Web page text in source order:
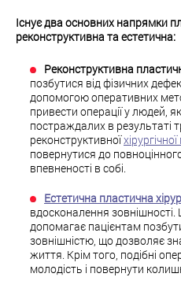
Існує два основних напрямки
реконструктивна та естетична:
Реконструктивна
позбутися від фізичних
допомогою оперативних
привести операції у людей,
постраждалих в результаті
реконструктивної
повернутися до
впевненості в собі.
Естетична пластична
вдосконалення зовнішності.
допомагає пацієнтам
зовнішністю, що дозволяє
життя. Крім того, подібні
молодість і повернути